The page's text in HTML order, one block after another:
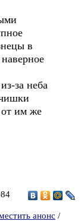
в
за неба
им же
анонс /